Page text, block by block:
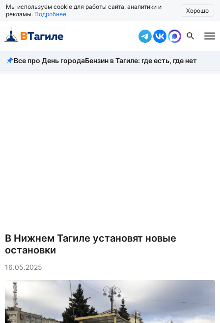
Мы используем cookie для работы сайта, аналитики и
рекламы. Подробнее Хорошо
Все новости
Все про День городаБензин в Тагиле: где есть, где нет
В Нижнем Тагиле установят новые
остановки
16.05.2025